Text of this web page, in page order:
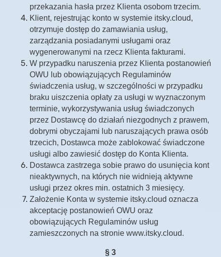
przekazania hasła przez Klienta osobom trzecim.
Klient, rejestrując konto w systemie itsky.cloud,
otrzymuje dostęp do zamawiania usług,
zarządzania posiadanymi usługami oraz
wygenerowanymi na rzecz Klienta fakturami.
W przypadku naruszenia przez Klienta postanowień
OWU lub obowiązujących Regulaminów
świadczenia usług, w szczególności w przypadku
braku uiszczenia opłaty za usługi w wyznaczonym
terminie, wykorzystywania usług świadczonych
przez Dostawcę do działań niezgodnych z prawem,
dobrymi obyczajami lub naruszających prawa osób
trzecich, Dostawca może zablokować świadczone
usługi albo zawiesić dostęp do Konta Klienta.
Dostawca zastrzega sobie prawo do usunięcia kont
nieaktywnych, na których nie widnieją aktywne
usługi przez okres min. ostatnich 3 miesięcy.
Założenie Konta w systemie itsky.cloud oznacza
akceptację postanowień OWU oraz
obowiązujących Regulaminów usług
zamieszczonych na stronie www.itsky.cloud.
§ 3